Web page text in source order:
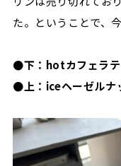
た。ということで、
●下：hotカフェラテ
●上：iceヘーゼルナ